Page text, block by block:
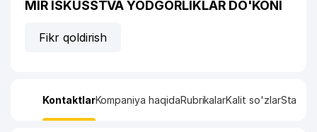
MIR ISKUSSTVA YODGORLIKLAR DO'KONI
Fikr qoldirish
KontaktlarKompaniya haqidaRubrikalarKalit so'zlar